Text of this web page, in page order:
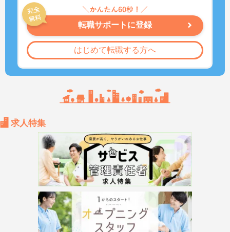
転職サポートに登録
はじめて転職する方へ
求人特集